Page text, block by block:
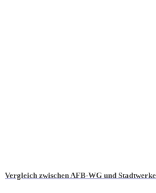
Vergleich zwischen AFB-WG und